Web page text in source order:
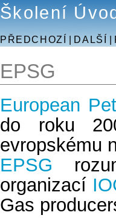
Školení
PŘEDCHOZÍ DALŠÍ
EPSG
European
do roku
evropskému
EPSG
organizací
Gas